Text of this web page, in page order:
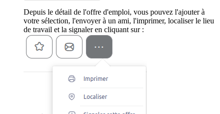
Depuis le détail de l'offre d'emploi, vous pouvez l'ajouter à
votre sélection, l'envoyer à un ami, l'imprimer, localiser le lieu
de travail et la signaler en cliquant sur :